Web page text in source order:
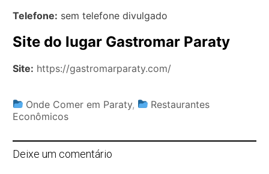
Telefone: sem telefone divulgado
Site do lugar Gastromar Paraty
Site: https://gastromarparaty.com/
Onde Comer em Paraty,
Restaurantes
Econômicos
Deixe um comentário